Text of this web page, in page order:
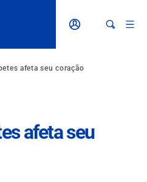
afeta seu coração
afeta seu